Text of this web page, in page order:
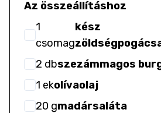
Az összeállításhoz
1
csomag
kész
2 dbszezámmagos
1 ekolívaolaj
20 gmadársaláta